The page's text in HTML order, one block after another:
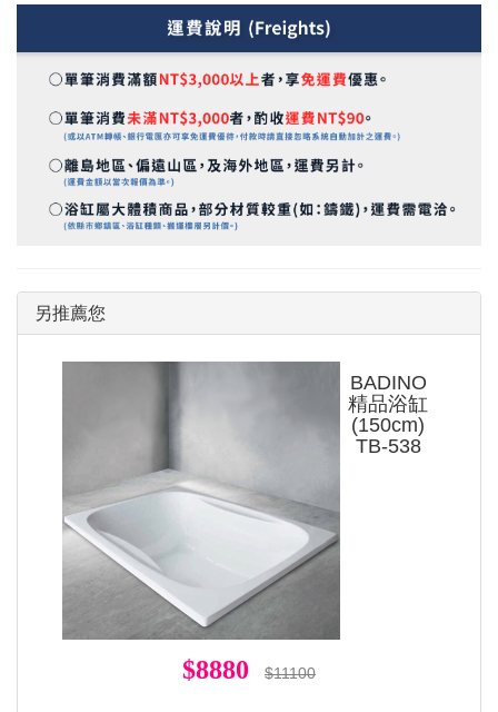
另推薦您
BADINO
精品浴缸
(150cm)
TB-538
$8880 $11100